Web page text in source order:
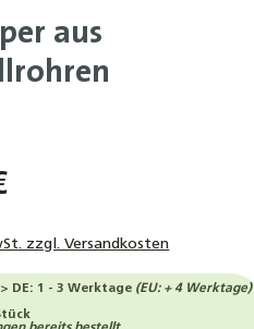
aus
zzgl. Versandkosten
DE: 1 - 3 Werktage (EU: + 4 Werktage)